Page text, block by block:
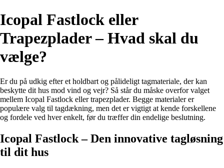
Icopal Fastlock eller
Trapezplader – Hvad skal du
vælge?
Er du på udkig efter et holdbart og pålideligt tagmateriale, der kan
beskytte dit hus mod vind og vejr? Så står du måske overfor valget
mellem Icopal Fastlock eller trapezplader. Begge materialer er
populære valg til tagdækning, men det er vigtigt at kende forskellene
og fordele ved hver enkelt, før du træffer din endelige beslutning.
Icopal Fastlock – Den innovative tagløsning
til dit hus